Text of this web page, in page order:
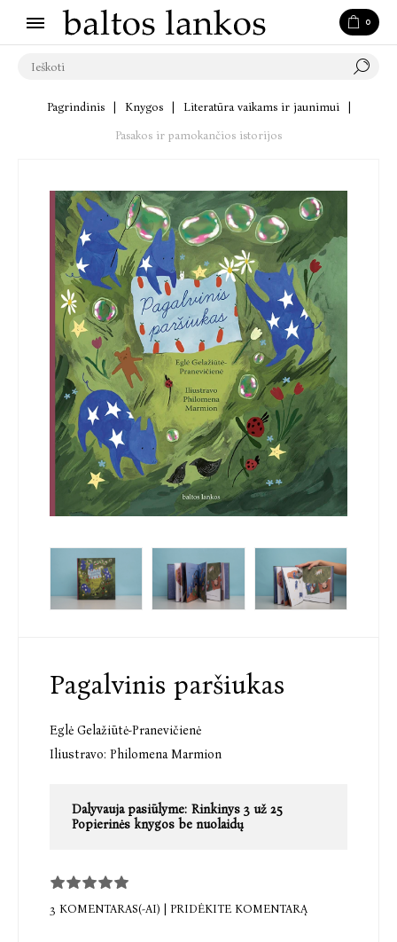
0
Pagrindinis Knygos Literatūra vaikams ir jaunimui
Pasakos ir pamokančios istorijos
Pagalvinis paršiukas
Eglė Gelažiūtė-Pranevičienė
Iliustravo: Philomena Marmion
Dalyvauja pasiūlyme: Rinkinys 3 už 25
Popierinės knygos be nuolaidų
3 KOMENTARAS(-AI) PRIDĖKITE KOMENTARĄ